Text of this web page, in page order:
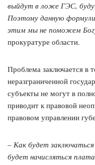
выйдут в ложе ГЭС,
Поэтому данную
этим мы не поможем
прокуратуре области.
Проблема заключается в
неразграниченной
субъекты не могут в
приводит к правовой
правовом управлении
– Как будет
будет начисляться